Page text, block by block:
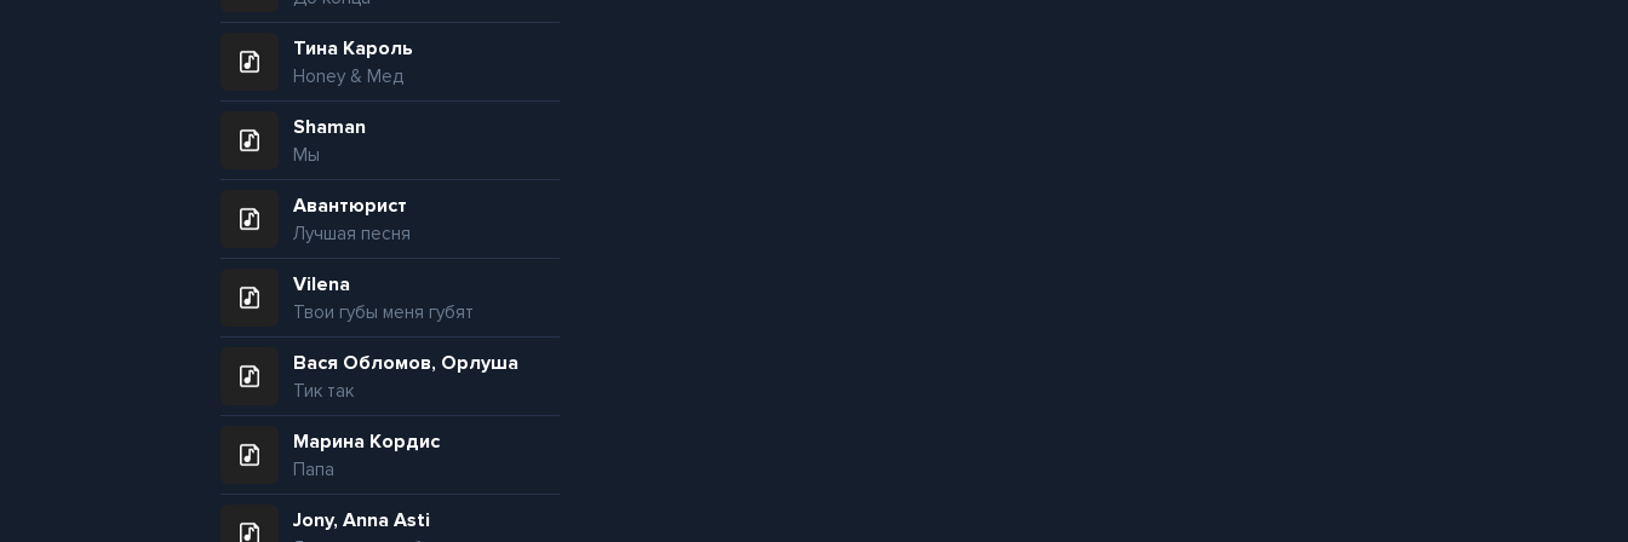
Тина Кароль
Honey & Мед
Shaman
Мы
Авантюрист
Лучшая песня
Vilena
Твои губы меня губят
Вася Обломов, Орлуша
Тик так
Марина Кордис
Папа
Jony, Anna Asti